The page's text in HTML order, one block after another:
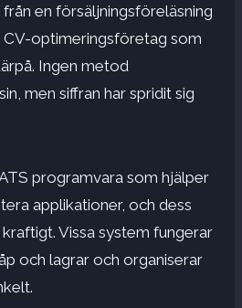
en försäljningsföreläsning
optimeringsföretag som
Ingen metod
men siffran har spridit sig
programvara som hjälper
applikationer, och dess
Vissa system fungerar
och lagrar och organiserar